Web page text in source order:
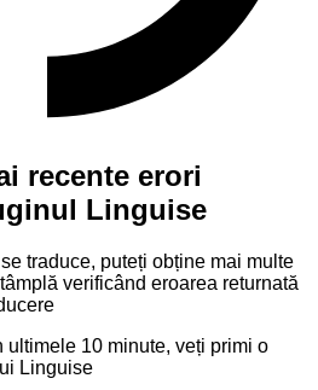
recente erori
Linguise
traduce, puteți obține mai multe
verificând eroarea returnată
ultimele 10 minute, veți primi o
Linguise